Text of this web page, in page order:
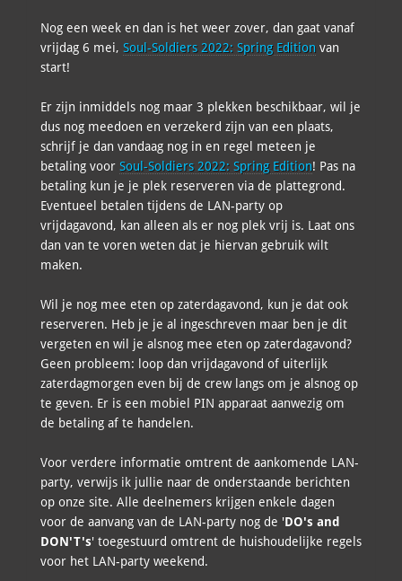
Nog een week en dan is het weer zover, dan gaat vanaf
vrijdag 6 mei, Soul-Soldiers 2022: Spring Edition van
start!
Er zijn inmiddels nog maar 3 plekken beschikbaar, wil je
dus nog meedoen en verzekerd zijn van een plaats,
schrijf je dan vandaag nog in en regel meteen je
betaling voor Soul-Soldiers 2022: Spring Edition! Pas na
betaling kun je je plek reserveren via de plattegrond.
Eventueel betalen tijdens de LAN-party op
vrijdagavond, kan alleen als er nog plek vrij is. Laat ons
dan van te voren weten dat je hiervan gebruik wilt
maken.
Wil je nog mee eten op zaterdagavond, kun je dat ook
reserveren. Heb je je al ingeschreven maar ben je dit
vergeten en wil je alsnog mee eten op zaterdagavond?
Geen probleem: loop dan vrijdagavond of uiterlijk
zaterdagmorgen even bij de crew langs om je alsnog op
te geven. Er is een mobiel PIN apparaat aanwezig om
de betaling af te handelen.
Voor verdere informatie omtrent de aankomende LAN-
party, verwijs ik jullie naar de onderstaande berichten
op onze site. Alle deelnemers krijgen enkele dagen
voor de aanvang van de LAN-party nog de 'DO's and
DON'T's' toegestuurd omtrent de huishoudelijke regels
voor het LAN-party weekend.